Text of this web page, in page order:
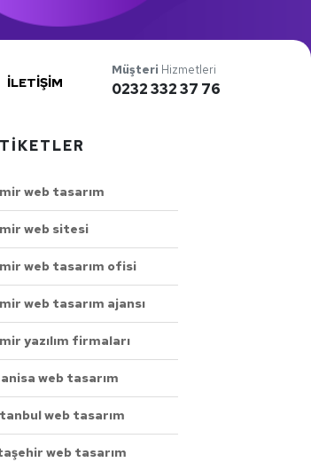
İLETIŞIM
Müşteri Hizmetleri
0232 332 37 76
web tasarım
web sitesi
web tasarım ofisi
web tasarım ajansı
yazılım firmaları
web tasarım
web tasarım
web tasarım